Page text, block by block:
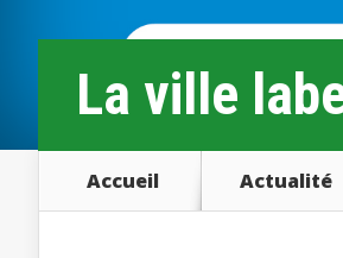
La ville
Accueil Actualité